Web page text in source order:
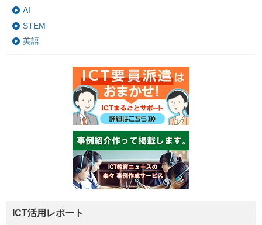
AI
STEM
英語
ICT活用レポート